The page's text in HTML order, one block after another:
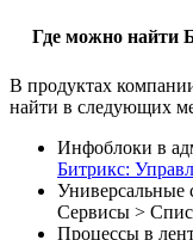
Где можно найти
В продуктах
найти в следующих
Инфоблоки в
Битрикс:
Универсальные
Сервисы >
Процессы в